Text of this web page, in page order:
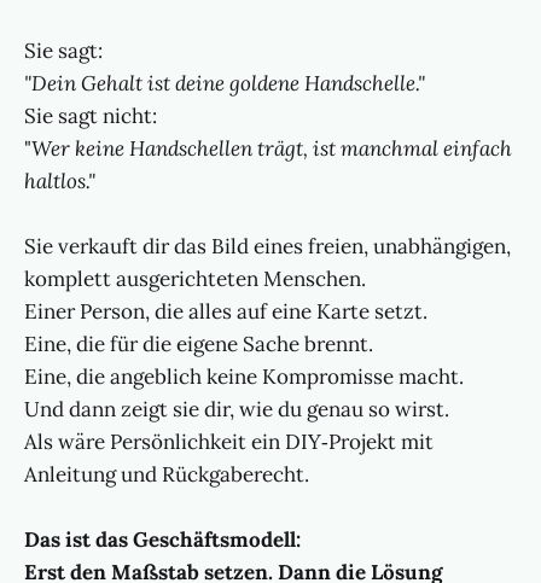
Sie sagt:
"Dein Gehalt ist deine goldene Handschelle."
Sie sagt nicht:
"Wer keine Handschellen trägt, ist manchmal einfach
haltlos."
Sie verkauft dir das Bild eines freien, unabhängigen,
komplett ausgerichteten Menschen.
Einer Person, die alles auf eine Karte setzt.
Eine, die für die eigene Sache brennt.
Eine, die angeblich keine Kompromisse macht.
Und dann zeigt sie dir, wie du genau so wirst.
Als wäre Persönlichkeit ein DIY‑Projekt mit
Anleitung und Rückgaberecht.
Das ist das Geschäftsmodell:
Erst den Maßstab setzen. Dann die Lösung